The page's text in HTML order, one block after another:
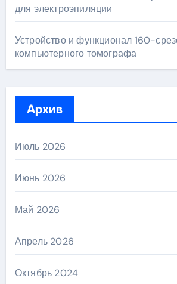
для электроэпиляции
Устройство и функционал 160-
компьютерного томографа
Архив
Июль 2026
Июнь 2026
Май 2026
Апрель 2026
Октябрь 2024